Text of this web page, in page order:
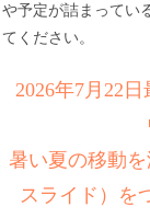
や予定が詰まってい
てください。
2026年7月22
暑い夏の移動
スライド）を